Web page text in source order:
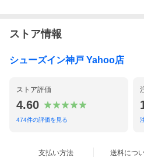
ストア情報
シューズイン神戸 Yahoo店
ストア評価
4.60
474件の評価を見る
支払い方法 送料につ